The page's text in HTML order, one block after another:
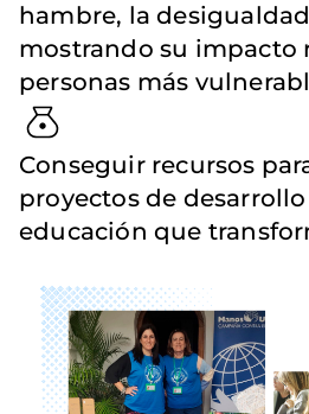
hambre, la
mostrando su impacto
personas más
Conseguir recursos
proyectos de
educación que
Imagen